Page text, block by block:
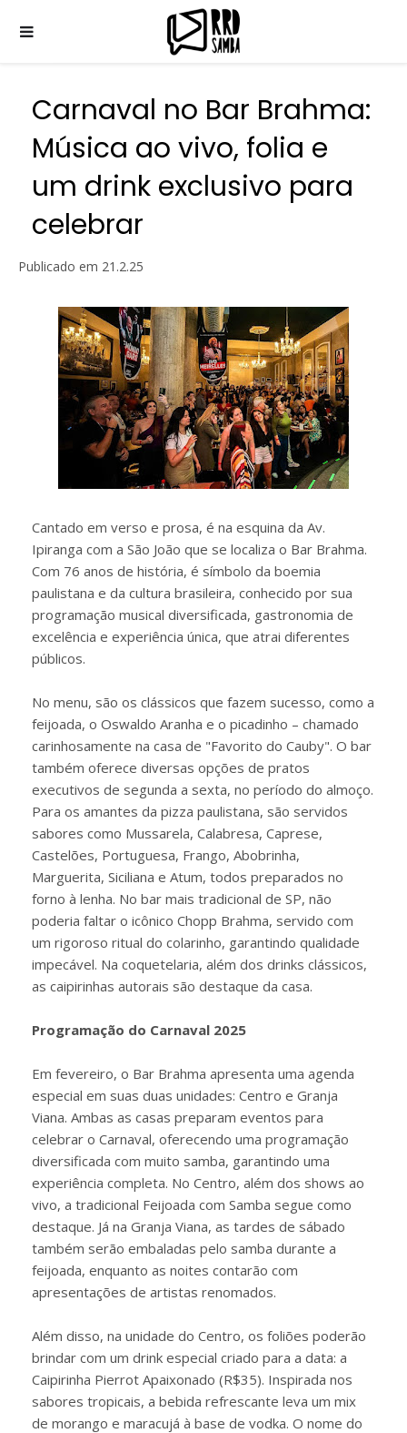
Carnaval no Bar Brahma:
Música ao vivo, folia e
um drink exclusivo para
celebrar
Publicado em 21.2.25
Cantado em verso e prosa, é na esquina da Av.
Ipiranga com a São João que se localiza o Bar Brahma.
Com 76 anos de história, é símbolo da boemia
paulistana e da cultura brasileira, conhecido por sua
programação musical diversificada, gastronomia de
excelência e experiência única, que atrai diferentes
públicos.
No menu, são os clássicos que fazem sucesso, como a
feijoada, o Oswaldo Aranha e o picadinho – chamado
carinhosamente na casa de "Favorito do Cauby". O bar
também oferece diversas opções de pratos
executivos de segunda a sexta, no período do almoço.
Para os amantes da pizza paulistana, são servidos
sabores como Mussarela, Calabresa, Caprese,
Castelões, Portuguesa, Frango, Abobrinha,
Marguerita, Siciliana e Atum, todos preparados no
forno à lenha. No bar mais tradicional de SP, não
poderia faltar o icônico Chopp Brahma, servido com
um rigoroso ritual do colarinho, garantindo qualidade
impecável. Na coquetelaria, além dos drinks clássicos,
as caipirinhas autorais são destaque da casa.
Programação do Carnaval 2025
Em fevereiro, o Bar Brahma apresenta uma agenda
especial em suas duas unidades: Centro e Granja
Viana. Ambas as casas preparam eventos para
celebrar o Carnaval, oferecendo uma programação
diversificada com muito samba, garantindo uma
experiência completa. No Centro, além dos shows ao
vivo, a tradicional Feijoada com Samba segue como
destaque. Já na Granja Viana, as tardes de sábado
também serão embaladas pelo samba durante a
feijoada, enquanto as noites contarão com
apresentações de artistas renomados.
Além disso, na unidade do Centro, os foliões poderão
brindar com um drink especial criado para a data: a
Caipirinha Pierrot Apaixonado (R$35). Inspirada nos
sabores tropicais, a bebida refrescante leva um mix
de morango e maracujá à base de vodka. O nome do